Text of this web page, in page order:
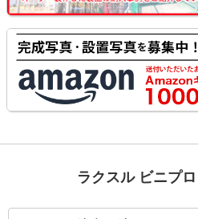
ラクスル ビニプ